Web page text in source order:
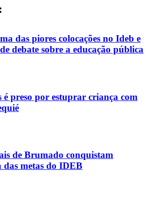
das piores colocações no Ideb e
debate sobre a educação pública
é preso por estuprar criança com
de Brumado conquistam
das metas do IDEB